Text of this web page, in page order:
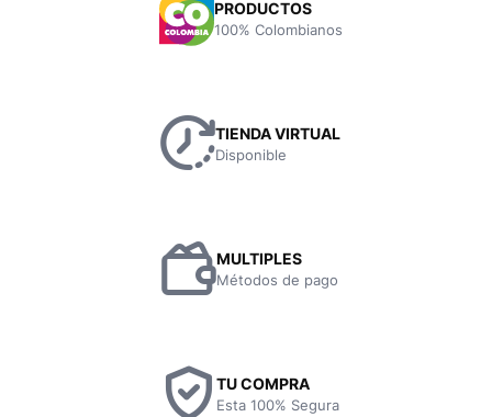
PRODUCTOS
100% Colombianos
TIENDA VIRTUAL
Disponible
MULTIPLES
Métodos de pago
TU COMPRA
Esta 100% Segura